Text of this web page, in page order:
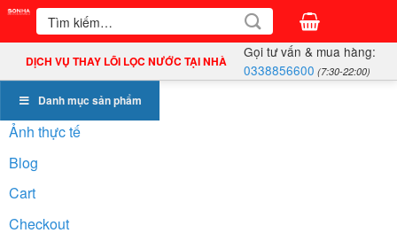
Bỏ
dung
Tìm
kiếm:
DỊCH VỤ THAY LÕI LỌC NƯỚC TẠI NHÀ
Gọi tư vấn & mua hàng:
0338856600 (7:30-22:00)
Danh mục sản phẩm
Ảnh thực tế
Blog
Cart
Checkout